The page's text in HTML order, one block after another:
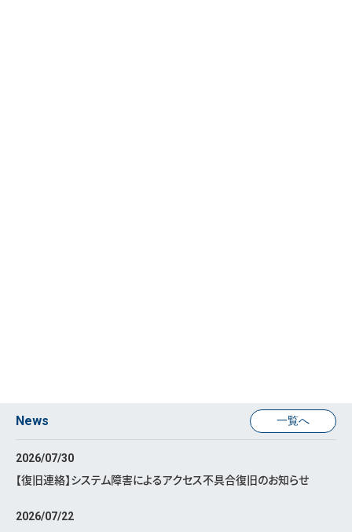
News 一覧へ
2026/07/30
【復旧連絡】システム障害によるアクセス不具合復旧のお知らせ
2026/07/22